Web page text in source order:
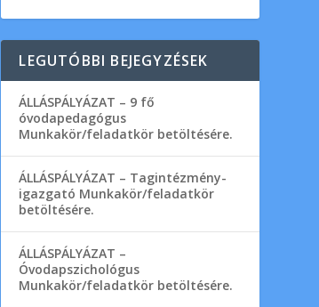
LEGUTÓBBI BEJEGYZÉSEK
ÁLLÁSPÁLYÁZAT – 9 fő
óvodapedagógus
Munkakör/feladatkör betöltésére.
ÁLLÁSPÁLYÁZAT – Tagintézmény-
igazgató Munkakör/feladatkör
betöltésére.
ÁLLÁSPÁLYÁZAT –
Óvodapszichológus
Munkakör/feladatkör betöltésére.